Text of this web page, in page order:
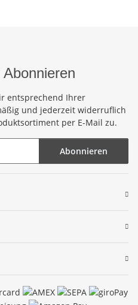
entsprechend Ihrer
und jederzeit widerruflich
per E-Mail zu.
Abonnieren